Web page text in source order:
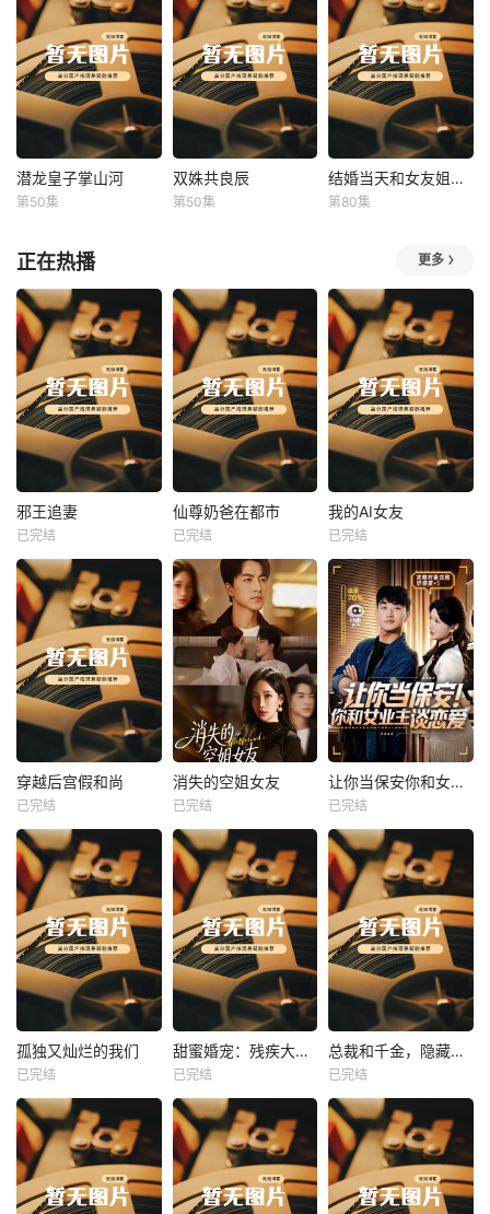
潜龙皇子掌山河
潜龙皇子掌山河
第50集
双姝共良辰
双姝共良辰
第50集
结婚当天和女友姐姐一起穿越了 结婚当天和女友姐姐一起穿越了
第80集
正在热播 更多
热播
邪王追妻
未知
邪王追妻
已完结
热播
未知
仙尊奶爸在都市
已完结
热播
我的AI女友
未知
我的AI女友
已完结
热播
未知
穿越后宫假和尚
已完结
热播
未知
消失的空姐女友
已完结
热播
未知
让你当保安你和女业主谈恋爱
已完结
热播
未知
孤独又灿烂的我们
已完结
热播
未知
甜蜜婚宠：残疾大佬夜夜撩
已完结
热播
未知
总裁和千金，隐藏身份闪婚了
已完结